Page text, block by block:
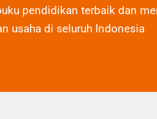
pendidikan terbaik dan
usaha di seluruh Indonesia